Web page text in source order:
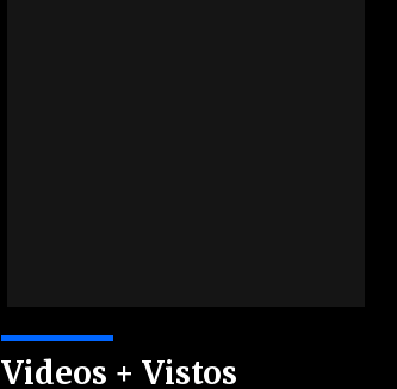
Videos + Vistos